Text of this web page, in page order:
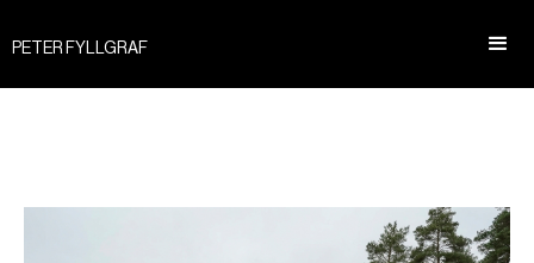
PETER FYLLGRAF